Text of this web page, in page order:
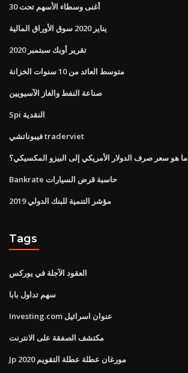
أغنى وسطاء الأسهم تحت 30
يناير 2020 سوق الأوراق المالية
تقرير أوبك سبتمبر 2020
متوسط ​​العائد من 10 سنوات الخزانة
صناعة النفط والغاز الآسيويين
Spi النقدية
فيبوناتشي traderviet
ما هو سعر صرف الدولار الأمريكي إلى البيزو المكسيكي؟
Bankrate حاسبة قرض السيارات
مؤشر التنمية للبنك الدولي 2019
Tags
العقود الآجلة في يوركس
سهم تداول بابا
Investing.com عنوان اسرائيل
مكتشف الصفقة على الانترنت
Jp مورغان عطلة عطلة التقويم 2020